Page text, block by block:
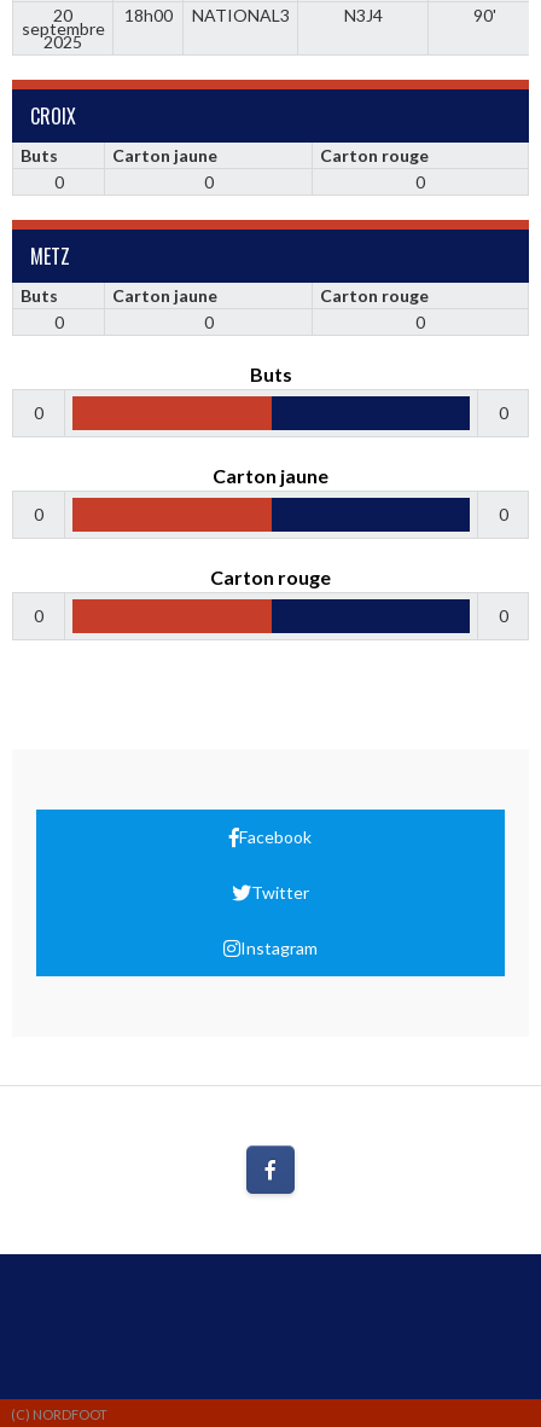
20
septembre
2025
18h00 NATIONAL3 N3J4 90'
CROIX
Buts Carton jaune
Carton rouge
0
0 0
METZ
Buts Carton jaune
Carton rouge
0
0 0
Buts
0 0
Carton jaune
0 0
Carton rouge
0 0
Facebook
Twitter
Instagram
(C) NORDFOOT